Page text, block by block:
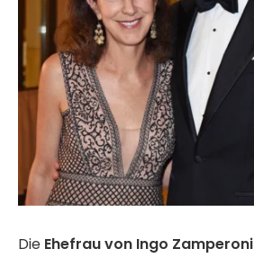
Die Ehefrau von Ingo Zamperoni